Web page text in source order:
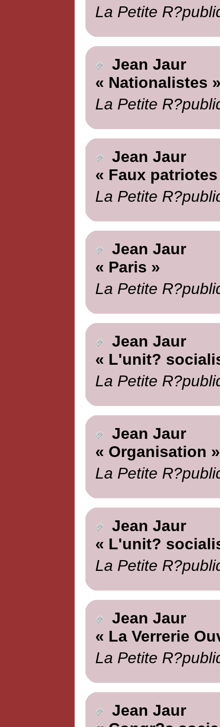
La Petite
Jean Jaur
« Nationalistes
La Petite
Jean Jaur
« Faux patriotes
La Petite
Jean Jaur
« Paris »
La Petite
Jean Jaur
« L'unit?
La Petite
Jean Jaur
« Organisation »
La Petite
Jean Jaur
« L'unit?
La Petite
Jean Jaur
« La Verrerie
La Petite
Jean Jaur